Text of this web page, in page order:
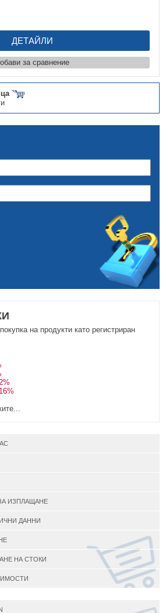
ДЕТАЙЛИ
за сравнение
на продукти като регистриран
ИЗПЛАЩАНЕ
ДАННИ
НА СТОКИ